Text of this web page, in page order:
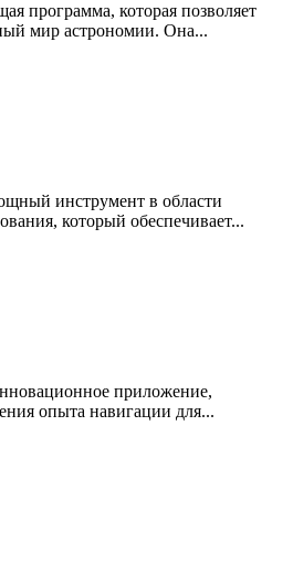
программа, которая позволяет
мир астрономии. Она...
инструмент в области
который обеспечивает...
приложение,
опыта навигации для...